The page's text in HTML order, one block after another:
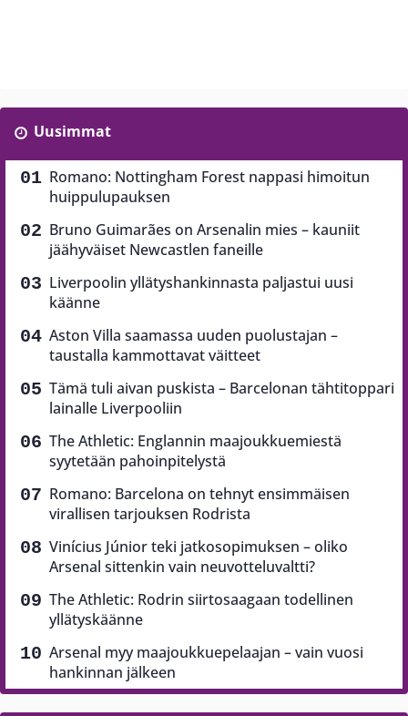
Uusimmat
Romano: Nottingham Forest nappasi himoitun
huippulupauksen
Bruno Guimarães on Arsenalin mies – kauniit
jäähyväiset Newcastlen faneille
Liverpoolin yllätyshankinnasta paljastui uusi
käänne
Aston Villa saamassa uuden puolustajan –
taustalla kammottavat väitteet
Tämä tuli aivan puskista – Barcelonan tähtitoppari
lainalle Liverpooliin
The Athletic: Englannin maajoukkuemiestä
syytetään pahoinpitelystä
Romano: Barcelona on tehnyt ensimmäisen
virallisen tarjouksen Rodrista
Vinícius Júnior teki jatkosopimuksen – oliko
Arsenal sittenkin vain neuvotteluvaltti?
The Athletic: Rodrin siirtosaagaan todellinen
yllätyskäänne
Arsenal myy maajoukkuepelaajan – vain vuosi
hankinnan jälkeen